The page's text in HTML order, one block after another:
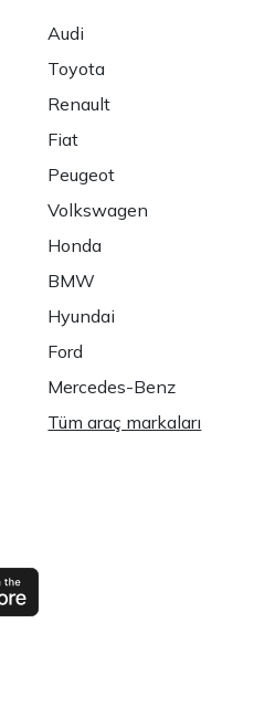
Audi
Toyota
Renault
Fiat
Peugeot
Volkswagen
Honda
BMW
Hyundai
Ford
Mercedes-Benz
Tüm araç markaları